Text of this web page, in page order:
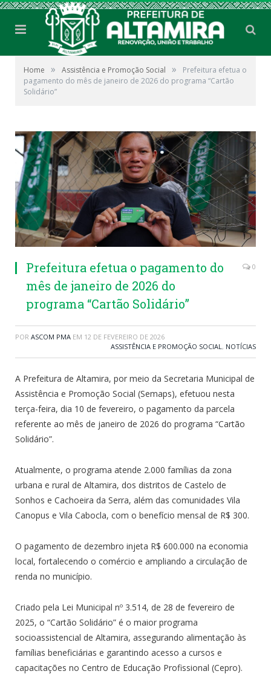
Home » Assistência e Promoção Social »
Prefeitura efetua o
pagamento do mês de janeiro de 2026 do programa “Cartão
Solidário”
Prefeitura efetua o pagamento do
mês de janeiro de 2026 do
programa “Cartão Solidário”
0
POR ASCOM PMA EM 12 DE FEVEREIRO DE 2026
ASSISTÊNCIA E PROMOÇÃO SOCIAL , NOTÍCIAS
A Prefeitura de Altamira, por meio da Secretaria Municipal de
Assistência e Promoção Social (Semaps), efetuou nesta
terça-feira, dia 10 de fevereiro, o pagamento da parcela
referente ao mês de janeiro de 2026 do programa “Cartão
Solidário”.
Atualmente, o programa atende 2.000 famílias da zona
urbana e rural de Altamira, dos distritos de Castelo de
Sonhos e Cachoeira da Serra, além das comunidades Vila
Canopus e Vila Cabocla, com o benefício mensal de R$ 300.
O pagamento de dezembro injeta R$ 600.000 na economia
local, fortalecendo o comércio e ampliando a circulação de
renda no município.
Criado pela Lei Municipal nº 3.514, de 28 de fevereiro de
2025, o “Cartão Solidário” é o maior programa
socioassistencial de Altamira, assegurando alimentação às
famílias beneficiárias e garantindo acesso a cursos e
capacitações no Centro de Educação Profissional (Cepro).